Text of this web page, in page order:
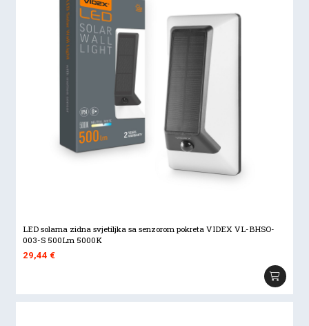
LED solarna zidna svjetiljka sa senzorom pokreta VIDEX VL-BHSO-
003-S 500Lm 5000K
29,44€